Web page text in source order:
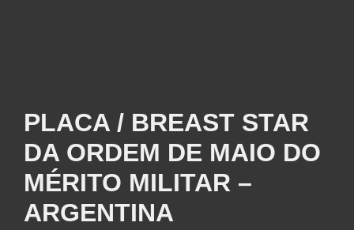
PLACA / BREAST STAR
DA ORDEM DE MAIO DO
MÉRITO MILITAR –
ARGENTINA